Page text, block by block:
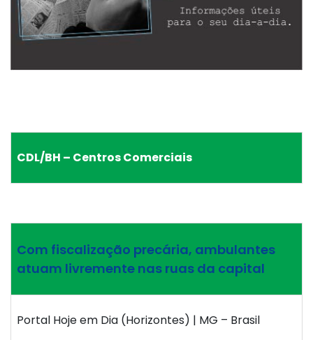
CDL/BH – Centros Comerciais
Com fiscalização precária, ambulantes
atuam livremente nas ruas da capital
Portal Hoje em Dia (Horizontes) | MG – Brasil